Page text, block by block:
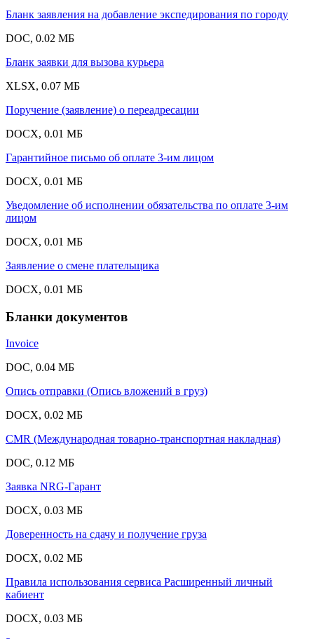
Бланк заявления на добавление экспедирования по городу
DOC, 0.02 МБ
Бланк заявки для вызова курьера
XLSX, 0.07 МБ
Поручение (заявление) о переадресации
DOCX, 0.01 МБ
Гарантийное письмо об оплате 3-им лицом
DOCX, 0.01 МБ
Уведомление об исполнении обязательства по оплате 3-им
лицом
DOCX, 0.01 МБ
Заявление о смене плательщика
DOCX, 0.01 МБ
Бланки документов
Invoice
DOC, 0.04 МБ
Опись отправки (Опись вложений в груз)
DOCX, 0.02 МБ
CMR (Международная товарно-транспортная накладная)
DOC, 0.12 МБ
Заявка NRG-Гарант
DOCX, 0.03 МБ
Доверенность на сдачу и получение груза
DOCX, 0.02 МБ
Правила использования сервиса Расширенный личный
кабиент
DOCX, 0.03 МБ